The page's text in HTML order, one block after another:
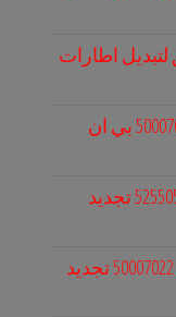
اطارات
اشتراك Bein Sport المملكة 50007022 بي ان
اشتراك Bein Sport بالكويت 52550550 تجديد
اشتراك Bein كونكت اون لاين 50007022 تجديد